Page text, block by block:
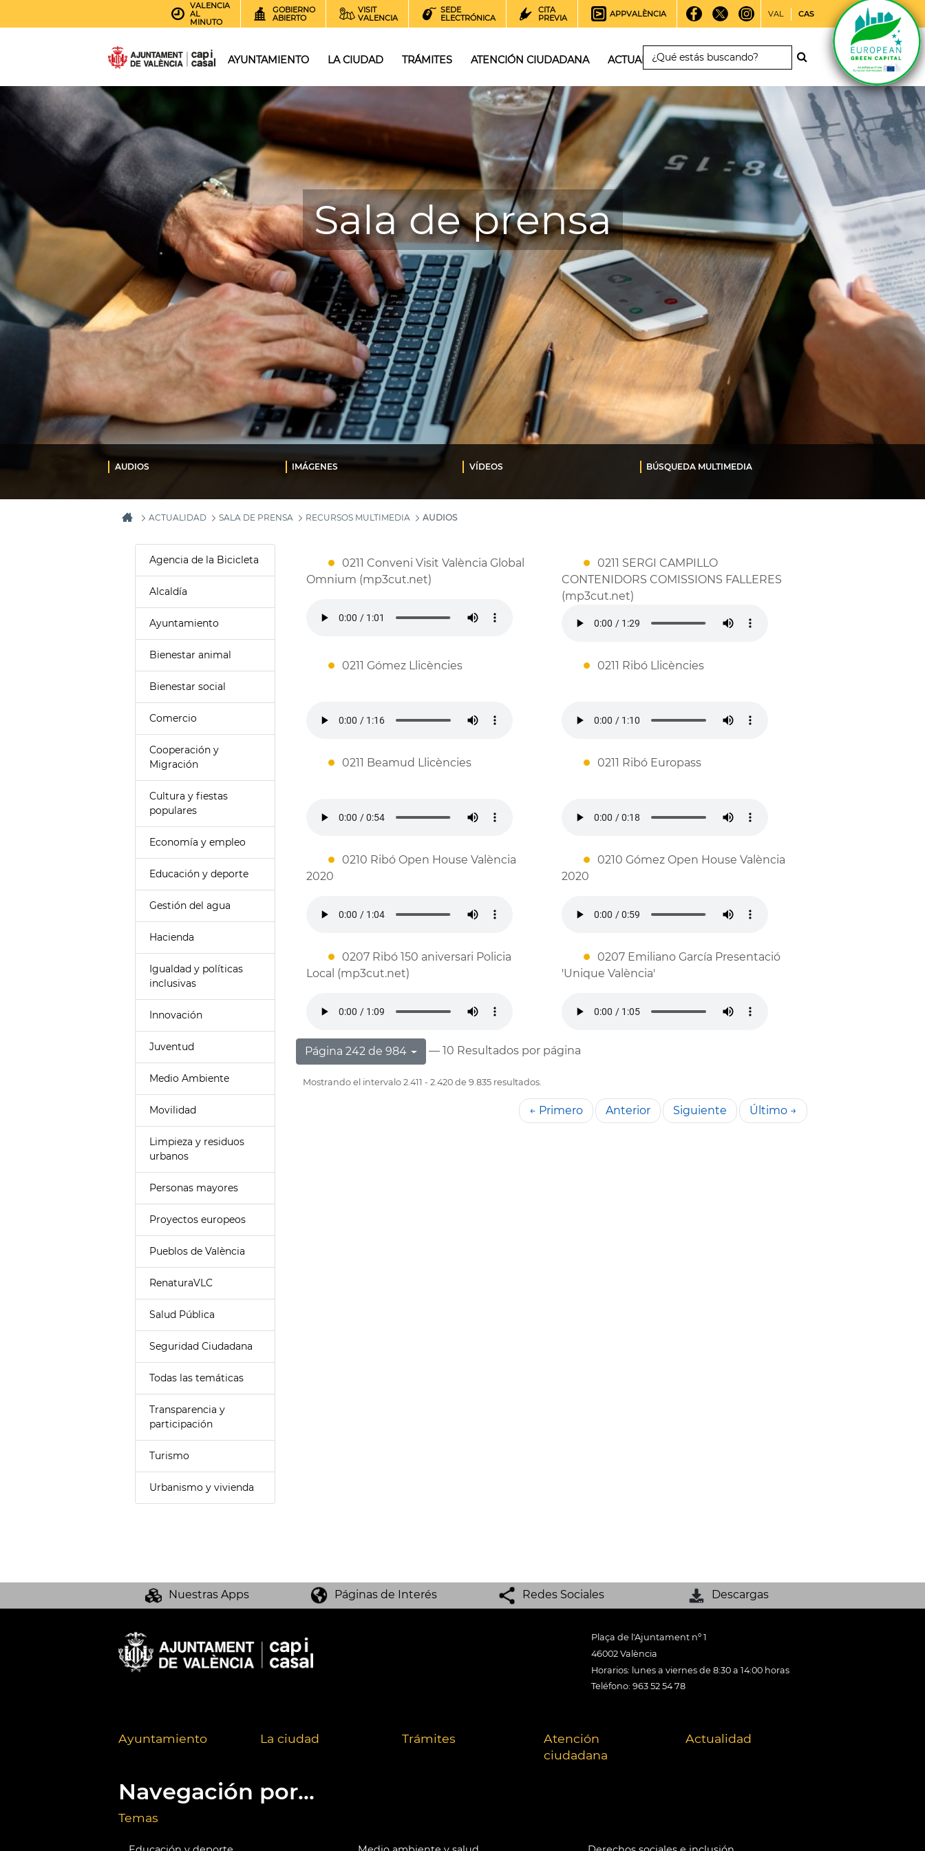
VALENCIA
AL
MINUTO
GOBIERNO
ABIERTO
VISIT
VALENCIA
SEDE
ELECTRÓNICA
CITA
PREVIA
APPVALÈNCIA VAL CAS
AYUNTAMIENTO LA CIUDAD TRÁMITES ATENCIÓN CIUDADANA ACTUALIDAD
Sala de prensa
AUDIOS IMÁGENES VÍDEOS BÚSQUEDA MULTIMEDIA
ACTUALIDAD SALA DE PRENSA RECURSOS MULTIMEDIA AUDIOS
Agencia de la Bicicleta
Alcaldía
Ayuntamiento
Bienestar animal
Bienestar social
Comercio
Cooperación y
Migración
Cultura y fiestas
populares
Economía y empleo
Educación y deporte
Gestión del agua
Hacienda
Igualdad y políticas
inclusivas
Innovación
Juventud
Medio Ambiente
Movilidad
Limpieza y residuos
urbanos
Personas mayores
Proyectos europeos
Pueblos de València
RenaturaVLC
Salud Pública
Seguridad Ciudadana
Todas las temáticas
Transparencia y
participación
Turismo
Urbanismo y vivienda
0211 Conveni Visit València Global
Omnium (mp3cut.net)
0211 SERGI CAMPILLO
CONTENIDORS COMISSIONS FALLERES
(mp3cut.net)
0211 Gómez Llicències 0211 Ribó Llicències
0211 Beamud Llicències 0211 Ribó Europass
0210 Ribó Open House València
2020
0210 Gómez Open House València
2020
0207 Ribó 150 aniversari Policia
Local (mp3cut.net)
0207 Emiliano García Presentació
'Unique València'
Página 242 de 984 — 10 Resultados por página
Mostrando el intervalo 2.411 - 2.420 de 9.835 resultados.
← Primero Anterior Siguiente Último →
Nuestras Apps Páginas de Interés Redes Sociales Descargas
Plaça de l'Ajuntament nº 1
46002 València
Horarios: lunes a viernes de 8:30 a 14:00 horas
Teléfono: 963 52 54 78
Ayuntamiento La ciudad Trámites
Atención
ciudadana
Actualidad
Navegación por...
Temas